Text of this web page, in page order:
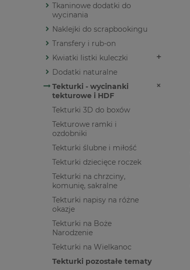
Tkaninowe dodatki do
wycinania
Naklejki do scrapbookingu
Transfery i rub-on
Kwiatki listki kuleczki
Dodatki naturalne
Tekturki - wycinanki
tekturowe i HDF
Tekturki 3D do boxów
Tekturowe ramki i
ozdobniki
Tekturki ślubne i miłość
Tekturki dziecięce roczek
Tekturki na chrzciny,
komunię, sakralne
Tekturki napisy na różne
okazje
Tekturki na Boże
Narodzenie
Tekturki na Wielkanoc
Tekturki pozostałe tematy